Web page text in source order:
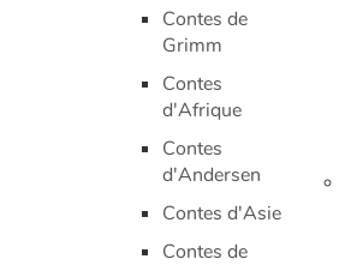
Catalogue anglaisContes de
Grimm
Contes
d'Afrique
Contes
d'Andersen
Contes d'Asie
Contes de